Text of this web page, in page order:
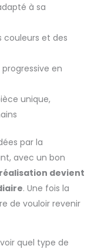
à sa
couleurs et des
en
unique,
par la
avec un bon
devient
. Une fois la
de vouloir revenir
quel type de